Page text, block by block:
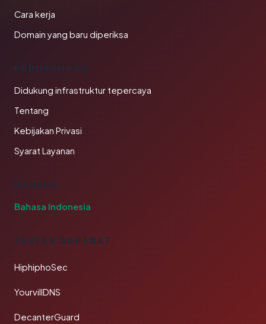
Cara kerja
Domain yang baru diperiksa
PERUSAHAAN
Didukung infrastruktur tepercaya
Tentang
Kebijakan Privasi
Syarat Layanan
BAHASA
Bahasa Indonesia
TAUTAN SAHABAT
HiphiphoSec
YourvillDNS
DecanterGuard